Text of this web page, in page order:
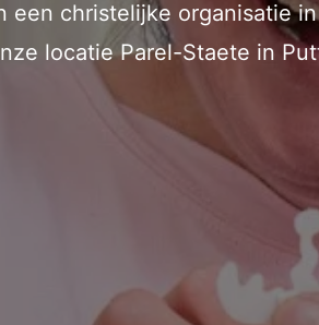
een christelijke organisatie
locatie Parel-Staete in